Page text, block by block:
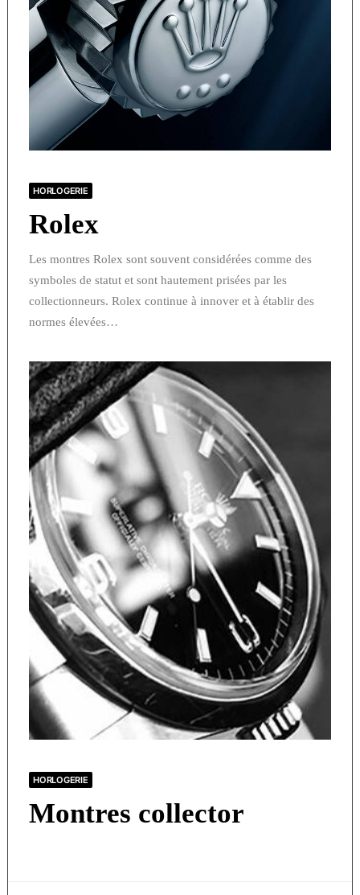
HORLOGERIE
Rolex
Les montres Rolex sont souvent considérées comme des
symboles de statut et sont hautement prisées par les
collectionneurs. Rolex continue à innover et à établir des
normes élevées…
HORLOGERIE
Montres collector